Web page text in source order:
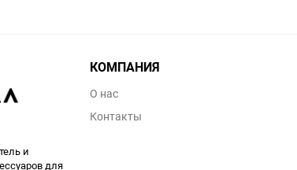
и
для
КОМПАНИЯ
О нас
Контакты